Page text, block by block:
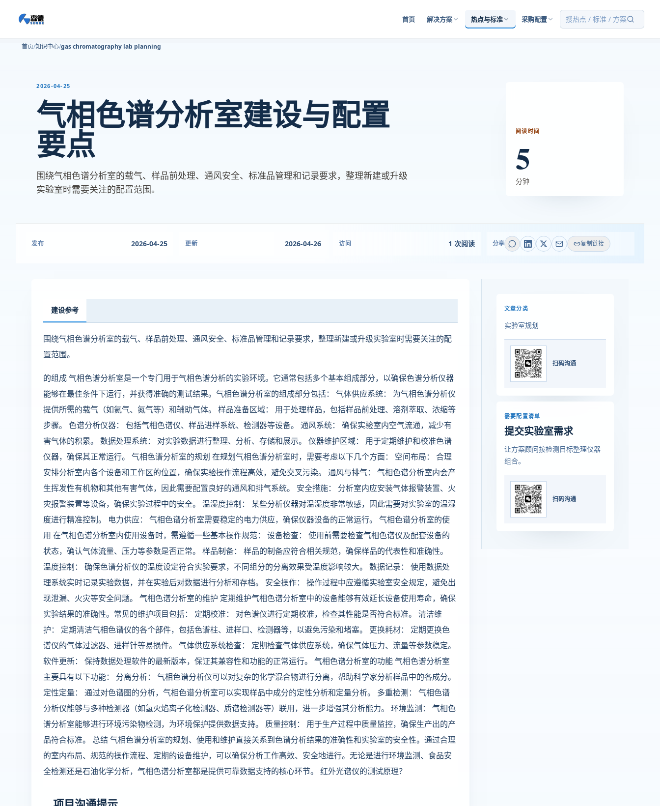
首页 解决方案 热点与标准 采购配置 搜热点 / 标准 / 方案
首页 知识中心 gas chromatography lab planning
2026-04-25
气相色谱分析室建设与配置
要点
围绕气相色谱分析室的载气、样品前处理、通风安全、标准品管理和记录要求，整理新建或升级
实验室时需要关注的配置范围。
阅读时间
5
分钟
发布 2026-04-25 更新 2026-04-26 访问 1 次阅读 分享 复制链接
建设参考
围绕气相色谱分析室的载气、样品前处理、通风安全、标准品管理和记录要求，整理新建或升级实验室时需要关注的配
置范围。
的组成 气相色谱分析室是一个专门用于气相色谱分析的实验环境。它通常包括多个基本组成部分，以确保色谱分析仪器
能够在最佳条件下运行，并获得准确的测试结果。气相色谱分析室的组成部分包括： 气体供应系统： 为气相色谱分析仪
提供所需的载气（如氦气、氮气等）和辅助气体。 样品准备区域： 用于处理样品，包括样品前处理、溶剂萃取、浓缩等
步骤。 色谱分析仪器： 包括气相色谱仪、样品进样系统、检测器等设备。 通风系统： 确保实验室内空气流通，减少有
害气体的积累。 数据处理系统： 对实验数据进行整理、分析、存储和展示。 仪器维护区域： 用于定期维护和校准色谱
仪器，确保其正常运行。 气相色谱分析室的规划 在规划气相色谱分析室时，需要考虑以下几个方面： 空间布局： 合理
安排分析室内各个设备和工作区的位置，确保实验操作流程高效，避免交叉污染。 通风与排气： 气相色谱分析室内会产
生挥发性有机物和其他有害气体，因此需要配置良好的通风和排气系统。 安全措施： 分析室内应安装气体报警装置、火
灾报警装置等设备，确保实验过程中的安全。 温湿度控制： 某些分析仪器对温湿度非常敏感，因此需要对实验室的温湿
度进行精准控制。 电力供应： 气相色谱分析室需要稳定的电力供应，确保仪器设备的正常运行。 气相色谱分析室的使
用 在气相色谱分析室内使用设备时，需遵循一些基本操作规范： 设备检查： 使用前需要检查气相色谱仪及配套设备的
状态，确认气体流量、压力等参数是否正常。 样品制备： 样品的制备应符合相关规范，确保样品的代表性和准确性。
温度控制： 确保色谱分析仪的温度设定符合实验要求，不同组分的分离效果受温度影响较大。 数据记录： 使用数据处
理系统实时记录实验数据，并在实验后对数据进行分析和存档。 安全操作： 操作过程中应遵循实验室安全规定，避免出
现泄漏、火灾等安全问题。 气相色谱分析室的维护 定期维护气相色谱分析室中的设备能够有效延长设备使用寿命，确保
实验结果的准确性。常见的维护项目包括： 定期校准： 对色谱仪进行定期校准，检查其性能是否符合标准。 清洁维
护： 定期清洁气相色谱仪的各个部件，包括色谱柱、进样口、检测器等，以避免污染和堵塞。 更换耗材： 定期更换色
谱仪的气体过滤器、进样针等易损件。 气体供应系统检查： 定期检查气体供应系统，确保气体压力、流量等参数稳定。
软件更新： 保持数据处理软件的最新版本，保证其兼容性和功能的正常运行。 气相色谱分析室的功能 气相色谱分析室
主要具有以下功能： 分离分析： 气相色谱分析仪可以对复杂的化学混合物进行分离，帮助科学家分析样品中的各成分。
定性定量： 通过对色谱图的分析，气相色谱分析室可以实现样品中成分的定性分析和定量分析。 多重检测： 气相色谱
分析仪能够与多种检测器（如氢火焰离子化检测器、质谱检测器等）联用，进一步增强其分析能力。 环境监测： 气相色
谱分析室能够进行环境污染物检测，为环境保护提供数据支持。 质量控制： 用于生产过程中质量监控，确保生产出的产
品符合标准。 总结 气相色谱分析室的规划、使用和维护直接关系到色谱分析结果的准确性和实验室的安全性。通过合理
的室内布局、规范的操作流程、定期的设备维护，可以确保分析工作高效、安全地进行。无论是进行环境监测、食品安
全检测还是石油化学分析，气相色谱分析室都是提供可靠数据支持的核心环节。 红外光谱仪的测试原理？
文章分类
实验室规划
扫码沟通
需要配置清单
提交实验室需求
让方案顾问按检测目标整理仪器
组合。
扫码沟通